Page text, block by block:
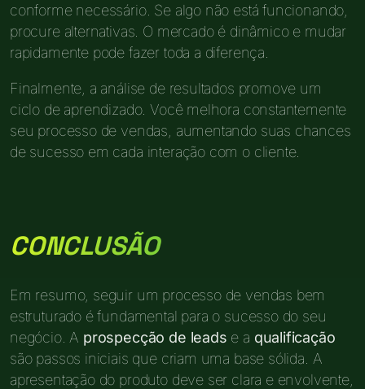
conforme necessário. Se algo não está funcionando,
procure alternativas. O mercado é dinâmico e mudar
rapidamente pode fazer toda a diferença.
Finalmente, a análise de resultados promove um
ciclo de aprendizado. Você melhora constantemente
seu processo de vendas, aumentando suas chances
de sucesso em cada interação com o cliente.
CONCLUSÃO
Em resumo, seguir um processo de vendas bem
estruturado é fundamental para o sucesso do seu
negócio. A prospecção de leads e a qualificação
são passos iniciais que criam uma base sólida. A
apresentação do produto deve ser clara e envolvente,